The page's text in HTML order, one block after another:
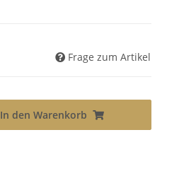
Frage zum Artikel
In den Warenkorb